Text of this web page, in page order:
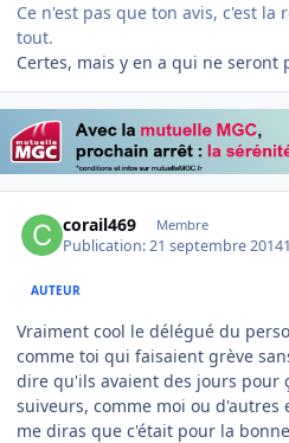
Ce n'est pas que ton avis, c'est
tout.
Certes, mais y en a qui ne seront
corail469 Membre
Publication:21 septembre 2014
AUTEUR
Vraiment cool le délégué du
comme toi qui faisaient grève
dire qu'ils avaient des jours pour
suiveurs, comme moi ou
me diras que c'était pour la